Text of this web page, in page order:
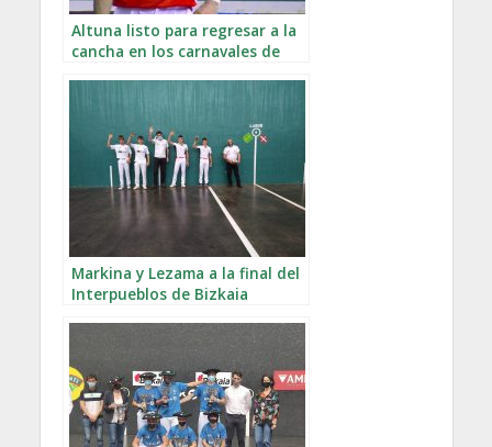
Altuna listo para regresar a la
cancha en los carnavales de
Markina y Lezama a la final del
Interpueblos de Bizkaia